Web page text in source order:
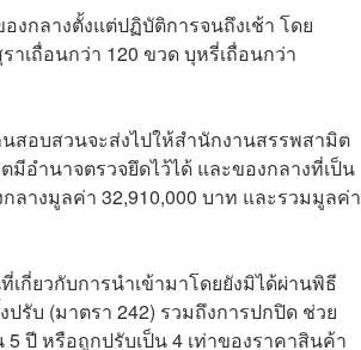
กลางตั้งแต่ปฏิบัติการจนถึงเช้า โดย
เถื่อนกว่า 120 ขวด บุหรี่เถื่อนกว่า
สอบสวนจะส่งไปให้สำนักงานสรรพสามิต
อำนาจตรวจยึดไว้ได้ และของกลางที่เป็น
างมูลค่า 32,910,000 บาท และรวมมูลค่า
กี่ยวกับการนำเข้ามาโดยยังมิได้ผ่านพิธี
รับ (มาตรา 242) รวมถึงการปกปิด ช่วย
ปี หรือถูกปรับเป็น 4 เท่าของราคาสินค้า